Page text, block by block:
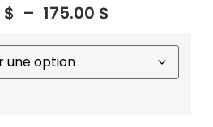
$ – 175.00 $